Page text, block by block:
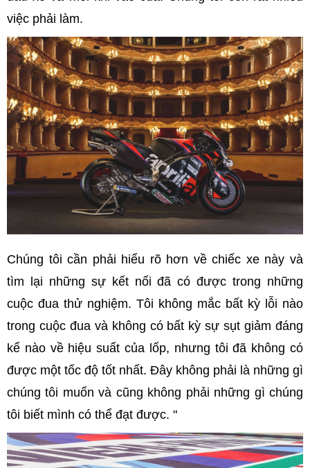
việc phải làm.
Chúng tôi cần phải hiểu rõ hơn về chiếc xe này và
tìm lại những sự kết nối đã có được trong những
cuộc đua thử nghiệm. Tôi không mắc bất kỳ lỗi nào
trong cuộc đua và không có bất kỳ sự sụt giảm đáng
kể nào về hiệu suất của lốp, nhưng tôi đã không có
được một tốc độ tốt nhất. Đây không phải là những gì
chúng tôi muốn và cũng không phải những gì chúng
tôi biết mình có thể đạt được. "